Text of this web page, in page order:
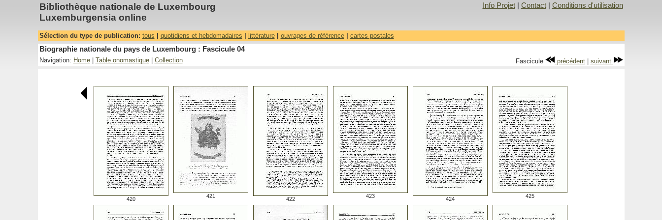
Bibliothèque nationale de Luxembourg
Luxemburgensia online
Info Projet| Contact| Conditions d'utilisation
Sélection du type de publication: tous quotidiens et hebdomadaires littérature| ouvrages de référence| cartes postales
Biographie nationale du pays de Luxembourg : Fascicule 04
Navigation: Home| Table onomastique| Collection Fascicule précédent| suivant
420 421 422 423 424 425